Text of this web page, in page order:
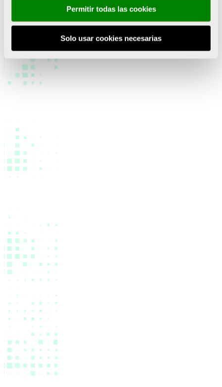
Permitir todas las cookies
Solo usar cookies necesarias
reinvención. Además, creemos firmemente en el deporte
económica”.